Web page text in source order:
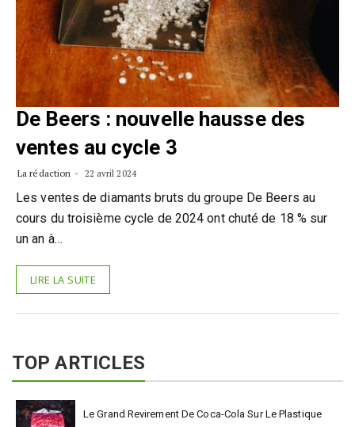
De Beers : nouvelle hausse des
ventes au cycle 3
La rédaction 22 avril 2024
Les ventes de diamants bruts du groupe De Beers au
cours du troisième cycle de 2024 ont chuté de 18 % sur
un an à…
LIRE LA SUITE
TOP ARTICLES
Le Grand Revirement De Coca-Cola Sur Le Plastique